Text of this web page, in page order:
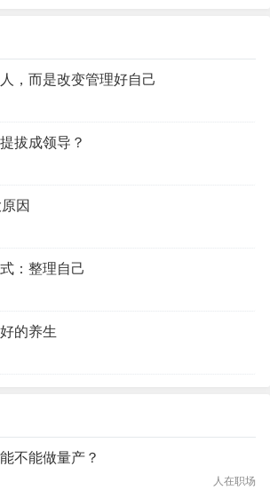
，而是改变管理好自己
拔成领导？
因
：整理自己
的养生
不能做量产？
人在职场